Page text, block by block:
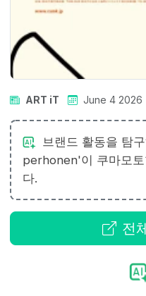
ART iT June 4 2026
브랜드 활동을 탐
perhonen'이 쿠마모
다.
전